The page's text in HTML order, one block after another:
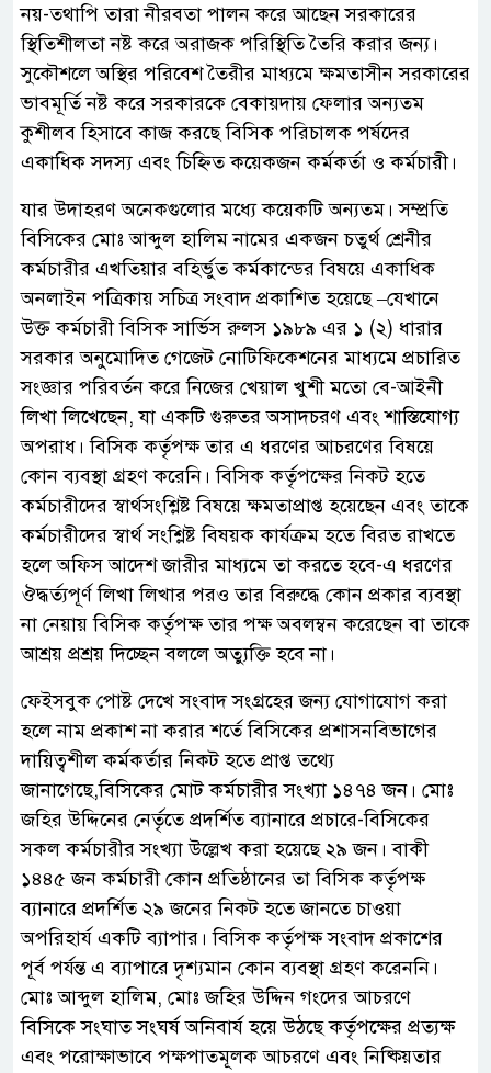
নয়-তথাপি তারা নীরবতা পালন করে আছেন সরকারের
স্থিতিশীলতা নষ্ট করে অরাজক পরিস্থিতি তৈরি করার জন্য।
সুকৌশলে অস্থির পরিবেশ তৈরীর মাধ্যমে ক্ষমতাসীন সরকারের
ভাবমূর্তি নষ্ট করে সরকারকে বেকায়দায় ফেলার অন্যতম
কুশীলব হিসাবে কাজ করছে বিসিক পরিচালক পর্ষদের
একাধিক সদস্য এবং চিহ্নিত কয়েকজন কর্মকর্তা ও কর্মচারী।
যার উদাহরণ অনেকগুলোর মধ্যে কয়েকটি অন্যতম। সম্প্রতি
বিসিকের মোঃ আব্দুল হালিম নামের একজন চতুর্থ শ্রেনীর
কর্মচারীর এখতিয়ার বহির্ভুত কর্মকান্ডের বিষয়ে একাধিক
অনলাইন পত্রিকায় সচিত্র সংবাদ প্রকাশিত হয়েছে –যেখানে
উক্ত কর্মচারী বিসিক সার্ভিস রুলস ১৯৮৯ এর ১ (২) ধারার
সরকার অনুমোদিত গেজেট নোটিফিকেশনের মাধ্যমে প্রচারিত
সংজ্ঞার পরিবর্তন করে নিজের খেয়াল খুশী মতো বে-আইনী
লিখা লিখেছেন, যা একটি গুরুতর অসাদচরণ এবং শাস্তিযোগ্য
অপরাধ। বিসিক কর্তৃপক্ষ তার এ ধরণের আচরণের বিষয়ে
কোন ব্যবস্থা গ্রহণ করেনি। বিসিক কর্তৃপক্ষের নিকট হতে
কর্মচারীদের স্বার্থসংশ্লিষ্ট বিষয়ে ক্ষমতাপ্রাপ্ত হয়েছেন এবং তাকে
কর্মচারীদের স্বার্থ সংশ্লিষ্ট বিষয়ক কার্যক্রম হতে বিরত রাখতে
হলে অফিস আদেশ জারীর মাধ্যমে তা করতে হবে-এ ধরণের
ঔদ্ধর্ত্যপূর্ণ লিখা লিখার পরও তার বিরুদ্ধে কোন প্রকার ব্যবস্থা
না নেয়ায় বিসিক কর্তৃপক্ষ তার পক্ষ অবলম্বন করেছেন বা তাকে
আশ্রয় প্রশ্রয় দিচ্ছেন বললে অত্যুক্তি হবে না।
ফেইসবুক পোষ্ট দেখে সংবাদ সংগ্রহের জন্য যোগাযোগ করা
হলে নাম প্রকাশ না করার শর্তে বিসিকের প্রশাসনবিভাগের
দায়িত্বশীল কর্মকর্তার নিকট হতে প্রাপ্ত তথ্যে
জানাগেছে,বিসিকের মোট কর্মচারীর সংখ্যা ১৪৭৪ জন। মোঃ
জহির উদ্দিনের নের্তৃতে প্রদর্শিত ব্যানারে প্রচারে-বিসিকের
সকল কর্মচারীর সংখ্যা উল্লেখ করা হয়েছে ২৯ জন। বাকী
১৪৪৫ জন কর্মচারী কোন প্রতিষ্ঠানের তা বিসিক কর্তৃপক্ষ
ব্যানারে প্রদর্শিত ২৯ জনের নিকট হতে জানতে চাওয়া
অপরিহার্য একটি ব্যাপার। বিসিক কর্তৃপক্ষ সংবাদ প্রকাশের
পূর্ব পর্যন্ত এ ব্যাপারে দৃশ্যমান কোন ব্যবস্থা গ্রহণ করেননি।
মোঃ আব্দুল হালিম, মোঃ জহির উদ্দিন গংদের আচরণে
বিসিকে সংঘাত সংঘর্ষ অনিবার্য হয়ে উঠছে কর্তৃপক্ষের প্রত্যক্ষ
এবং পরোক্ষাভাবে পক্ষপাতমূলক আচরণে এবং নিষ্কিয়তার